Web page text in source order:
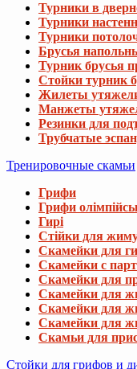
Турники в
Турники
Турники
Брусья
Турник брусья
Стойки турник
Жилеты
Манжеты
Резинки для
Трубчатые
Тренировочные скамьи
Грифи
Грифи
Гирі
Стійки для
Скамейки для
Скамейки с
Скамейки для
Скамейки для
Скамейки для
Скамейки для
Скамьи для
Стойки для грифов и